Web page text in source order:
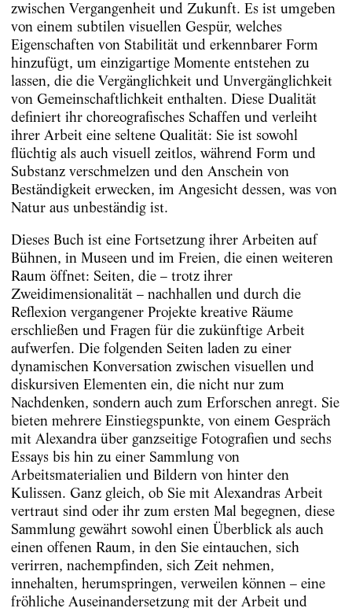
zwischen Vergangenheit und Zukunft. Es ist umgeben
von einem subtilen visuellen Gespür, welches
Eigenschaften von Stabilität und erkennbarer Form
hinzufügt, um einzigartige Momente entstehen zu
lassen, die die Vergänglichkeit und Unvergänglichkeit
von Gemeinschaftlichkeit enthalten. Diese Dualität
definiert ihr choreografisches Schaffen und verleiht
ihrer Arbeit eine seltene Qualität: Sie ist sowohl
flüchtig als auch visuell zeitlos, während Form und
Substanz verschmelzen und den Anschein von
Beständigkeit erwecken, im Angesicht dessen, was von
Natur aus unbeständig ist.
Dieses Buch ist eine Fortsetzung ihrer Arbeiten auf
Bühnen, in Museen und im Freien, die einen weiteren
Raum öffnet: Seiten, die – trotz ihrer
Zweidimensionalität – nachhallen und durch die
Reflexion vergangener Projekte kreative Räume
erschließen und Fragen für die zukünftige Arbeit
aufwerfen. Die folgenden Seiten laden zu einer
dynamischen Konversation zwischen visuellen und
diskursiven Elementen ein, die nicht nur zum
Nachdenken, sondern auch zum Erforschen anregt. Sie
bieten mehrere Einstiegspunkte, von einem Gespräch
mit Alexandra über ganzseitige Fotografien und sechs
Essays bis hin zu einer Sammlung von
Arbeitsmaterialien und Bildern von hinter den
Kulissen. Ganz gleich, ob Sie mit Alexandras Arbeit
vertraut sind oder ihr zum ersten Mal begegnen, diese
Sammlung gewährt sowohl einen Überblick als auch
einen offenen Raum, in den Sie eintauchen, sich
verirren, nachempfinden, sich Zeit nehmen,
innehalten, herumspringen, verweilen können – eine
fröhliche Auseinandersetzung mit der Arbeit und